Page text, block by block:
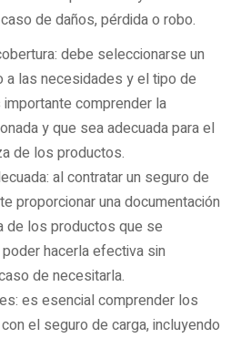
de daños, pérdida o robo.
debe seleccionarse un
a las necesidades y el tipo de
comprender la
y que sea adecuada para el
de los productos.
al contratar un seguro de
proporcionar una documentación
de los productos que se
hacerla efectiva sin
de necesitarla.
es esencial comprender los
el seguro de carga, incluyendo